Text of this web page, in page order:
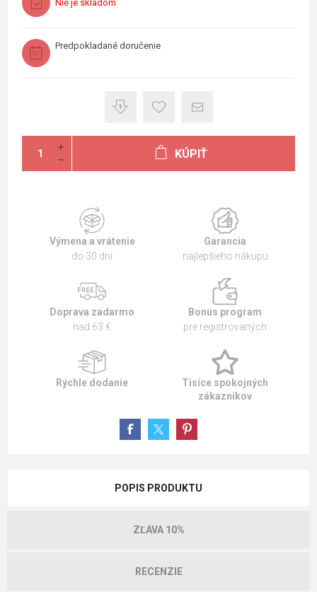
Nie je skladom
Predpokladané doručenie
KÚPIŤ
Výmena a vrátenie
do 30 dní
Garancia
najlepšieho nákupu
Doprava zadarmo
nad 63 €
Bonus program
pre registrovaných
Rýchle dodanie
Tisíce spokojných
zákazníkov
POPIS PRODUKTU
ZĽAVA 10%
RECENZIE